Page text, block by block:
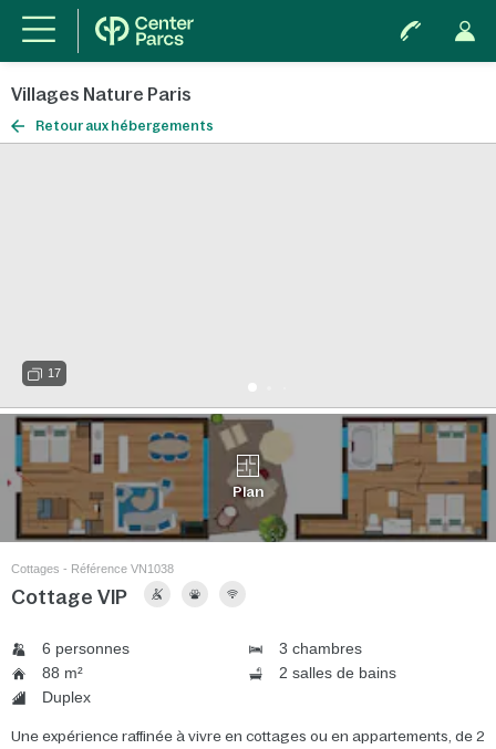
Villages Nature Paris
Retour aux hébergements
17
Plan
Cottages - Référence VN1038
Cottage VIP
6 personnes
3 chambres
88 m²
2 salles de bains
Duplex
Une expérience raffinée à vivre en cottages ou en appartements, de 2